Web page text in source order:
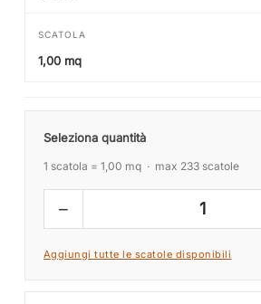
SCATOLA
1,00 mq
Seleziona quantità
1 scatola = 1,00 mq · max 233 scatole
− 1
Aggiungi tutte le scatole disponibili